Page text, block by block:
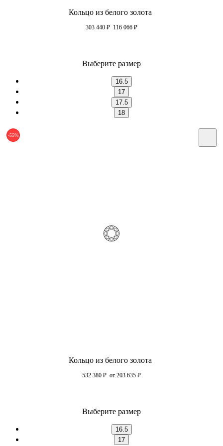
Кольцо из белого золота
303 440 ₽ 116 066 ₽
Выберите размер
16.5
17
17.5
18
-55%
Кольцо из белого золота
532 380 ₽ от 203 635 ₽
Выберите размер
16.5
17